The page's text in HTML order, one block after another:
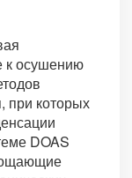
к осушению
при которых
DOAS